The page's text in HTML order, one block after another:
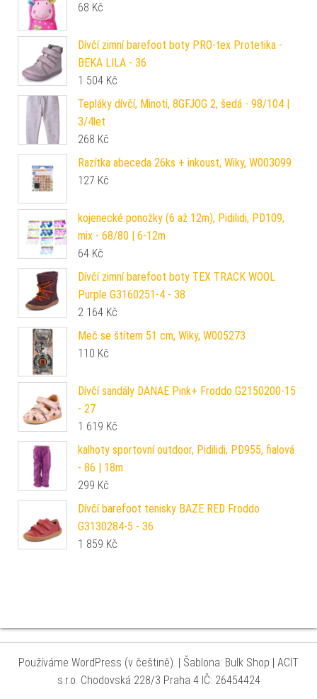
68 Kč
Dívčí zimní barefoot boty PRO-tex Protetika -
BEKA LILA - 36
1 504 Kč
Tepláky dívčí, Minoti, 8GFJOG 2, šedá - 98/104 |
3/4let
268 Kč
Razítka abeceda 26ks + inkoust, Wiky, W003099
127 Kč
kojenecké ponožky (6 až 12m), Pidilidi, PD109,
mix - 68/80 | 6-12m
64 Kč
Dívčí zimní barefoot boty TEX TRACK WOOL
Purple G3160251-4 - 38
2 164 Kč
Meč se štítem 51 cm, Wiky, W005273
110 Kč
Dívčí sandály DANAE Pink+ Froddo G2150200-15
- 27
1 619 Kč
kalhoty sportovní outdoor, Pidilidi, PD955, fialová
- 86 | 18m
299 Kč
Dívčí barefoot tenisky BAZE RED Froddo
G3130284-5 - 36
1 859 Kč
Používáme WordPress (v češtině). Šablona: Bulk Shop
| ACIT
s.r.o. Chodovská 228/3 Praha 4 IČ: 26454424